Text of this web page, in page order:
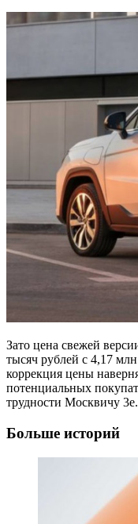
Зато цена свежей
тысяч рублей с 4,17
коррекция цены
потенциальных
трудности Москвичу 3e.
Больше историй